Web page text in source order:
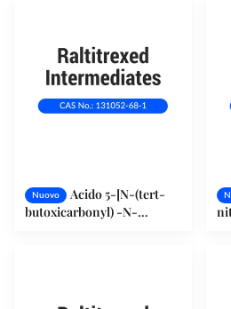
Nuovo
Acido 5-[N-(tert-
butoxicarbonyl) -N-